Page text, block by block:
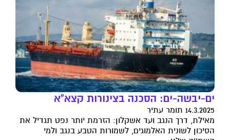
ים-יבשה-ים: הסכנה בצינורות קצא"א
14.3.2025 תומר עתיר
מאילת, דרך הנגב ועד אשקלון: הזרמת יותר נפט תגדיל את
הסיכון לשונית האלמוגים, לשמורות הטבע בנגב ולמי